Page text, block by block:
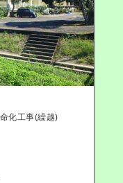
工事(繰越)